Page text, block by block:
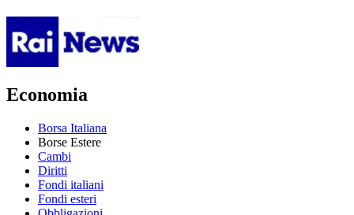
Economia
Borsa Italiana
Borse Estere
Cambi
Diritti
Fondi italiani
Fondi esteri